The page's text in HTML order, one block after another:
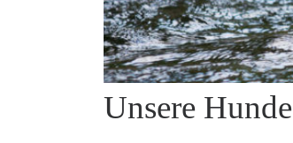
Unsere Hunde